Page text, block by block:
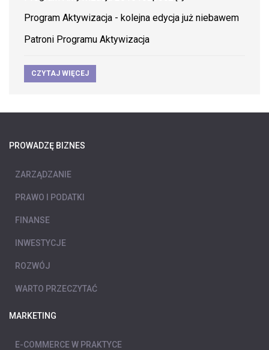
Program Aktywizacja - kolejna edycja już niebawem
Patroni Programu Aktywizacja
CZYTAJ WIĘCEJ
PROWADZĘ BIZNES
ZARZĄDZANIE
PRAWO I PODATKI
FINANSE
INWESTYCJE
ROZWÓJ
WARTO PRZECZYTAĆ
MARKETING
E-COMMERCE W PRAKTYCE